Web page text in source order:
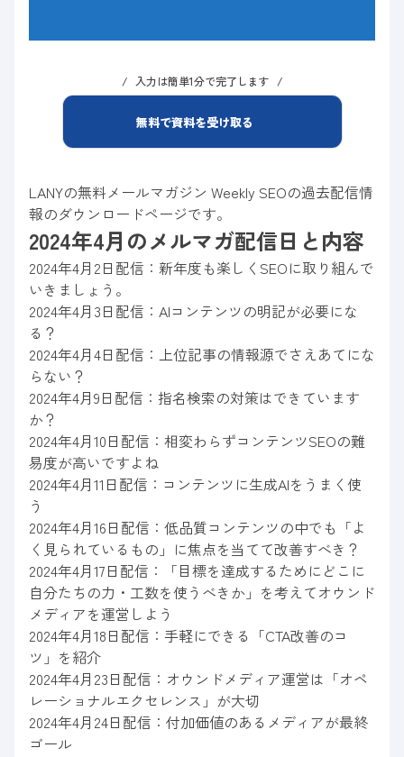
入力は簡単1分で完了します
無料で資料を受け取る
LANYの無料メールマガジン Weekly SEOの過去配信情
報のダウンロードページです。
2024年4月のメルマガ配信日と内容
2024年4月2日配信：新年度も楽しくSEOに取り組んで
いきましょう。
2024年4月3日配信：AIコンテンツの明記が必要にな
る？
2024年4月4日配信：上位記事の情報源でさえあてにな
らない？
2024年4月9日配信：指名検索の対策はできています
か？
2024年4月10日配信：相変わらずコンテンツSEOの難
易度が高いですよね
2024年4月11日配信：コンテンツに生成AIをうまく使
う
2024年4月16日配信：低品質コンテンツの中でも「よ
く見られているもの」に焦点を当てて改善すべき？
2024年4月17日配信：「目標を達成するためにどこに
自分たちの力・工数を使うべきか」を考えてオウンド
メディアを運営しよう
2024年4月18日配信：手軽にできる「CTA改善のコ
ツ」を紹介
2024年4月23日配信：オウンドメディア運営は「オペ
レーショナルエクセレンス」が大切
2024年4月24日配信：付加価値のあるメディアが最終
ゴール